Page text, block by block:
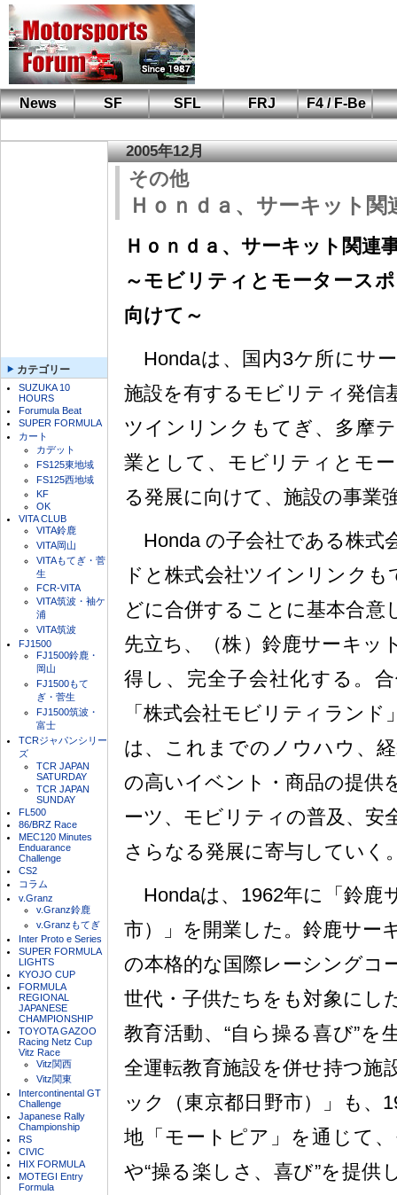
News SF SFL FRJ
F4 / F-Be
カテゴリー
SUZUKA 10
HOURS
Forumula Beat
SUPER FORMULA
カート
カデット
FS125東地域
FS125西地域
KF
OK
VITA CLUB
VITA鈴鹿
VITA岡山
VITAもてぎ・菅
生
FCR-VITA
VITA筑波・袖ケ
浦
VITA筑波
FJ1500
FJ1500鈴鹿・
岡山
FJ1500もて
ぎ・菅生
FJ1500筑波・
富士
TCRジャパンシリー
ズ
TCR JAPAN
SATURDAY
TCR JAPAN
SUNDAY
FL500
86/BRZ Race
MEC120 Minutes
Enduarance
Challenge
CS2
コラム
v.Granz
v.Granz鈴鹿
v.Granzもてぎ
Inter Proto e Series
SUPER FORMULA
LIGHTS
KYOJO CUP
FORMULA
REGIONAL
JAPANESE
CHAMPIONSHIP
TOYOTA GAZOO
Racing Netz Cup
Vitz Race
Vitz関西
Vitz関東
Intercontinental GT
Challenge
Japanese Rally
Championship
RS
CIVIC
HIX FORMULA
MOTEGI Entry
Formula
2005年12月
その他
Ｈｏｎｄａ、サーキット関
Ｈｏｎｄａ、サーキット関連
～モビリティとモータース
向けて～
Hondaは、国内3ケ所にサ
施設を有するモビリティ発信
ツインリンクもてぎ、多摩
業として、モビリティとモ
る発展に向けて、施設の事業
Honda の子会社である株式
ドと株式会社ツインリンク
どに合併することに基本合意
先立ち、（株）鈴鹿サーキッ
得し、完全子会社化する。
「株式会社モビリティラン
は、これまでのノウハウ、
の高いイベント・商品の提供
ーツ、モビリティの普及、安
さらなる発展に寄与していく
Hondaは、1962年に「鈴鹿
市）」を開業した。鈴鹿サー
の本格的な国際レーシングコ
世代・子供たちをも対象にし
教育活動、“自ら操る喜び”を
全運転教育施設を併せ持つ施
ック（東京都日野市）」も、
地「モートピア」を通じて
や“操る楽しさ、喜び”を提供